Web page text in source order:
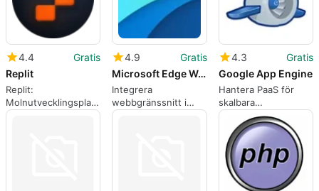
4.4
Gratis
Replit
Replit:
Molnutvecklingsplattform
med AI-assisterade
4.9
Gratis
Microsoft Edge WebView2
Integrera
webbgränssnitt i
Windows-appar med
4.3
Gratis
Google App Engine
Hantera PaaS för
skalbara
webbapplikationer
och mobila
backendar